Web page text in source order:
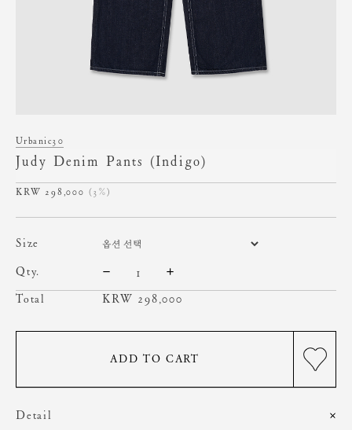
Urbanic30
Judy Denim Pants (Indigo)
298,000 (3%)
size
qty.
Total
KRW 298,000
ADD TO CART
Detail